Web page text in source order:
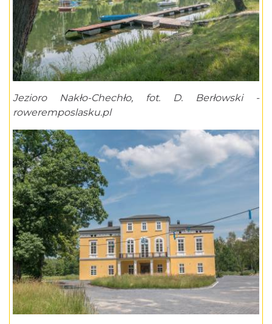
Jezioro Nakło-Chechło, fot. D. Berłowski -
roweremposlasku.pl